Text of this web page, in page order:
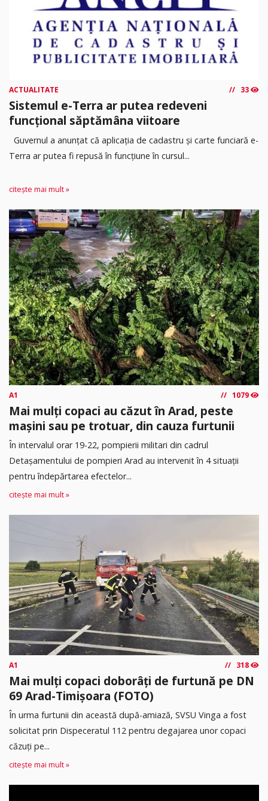
ACTUALITATE 33
Sistemul e-Terra ar putea redeveni
funcțional săptămâna viitoare
Guvernul a anunțat că aplicația de cadastru și carte funciară e-
Terra ar putea fi repusă în funcțiune în cursul...
citește mai mult »
A1 1079
Mai mulți copaci au căzut în Arad, peste
mașini sau pe trotuar, din cauza furtunii
În intervalul orar 19-22, pompierii militari din cadrul
Detașamentului de pompieri Arad au intervenit în 4 situații
pentru îndepărtarea efectelor...
citește mai mult »
A1 318
Mai mulți copaci doborâți de furtună pe DN
69 Arad-Timișoara (FOTO)
În urma furtunii din această după-amiază, SVSU Vinga a fost
solicitat prin Dispeceratul 112 pentru degajarea unor copaci
căzuți pe...
citește mai mult »